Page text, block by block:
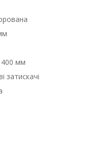
мм
затискачі